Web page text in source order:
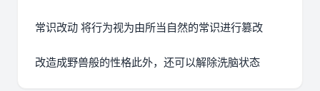
常识改动 将行为视为由所当自然的常识进行篡改
改造成野兽般的性格此外，还可以解除洗脑状态